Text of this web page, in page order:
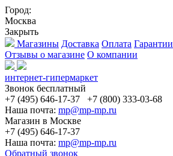
Город:
Москва
Закрыть
Магазины Доставка Оплата Гарантии
Отзывы о магазине О компании
интернет-гипермаркет
Звонок бесплатный
+7 (495) 646-17-37
+7 (800) 333-03-68
Наша почта: mp@mp-mp.ru
Магазин в Москве
+7 (495) 646-17-37
Наша почта: mp@mp-mp.ru
Обратный звонок